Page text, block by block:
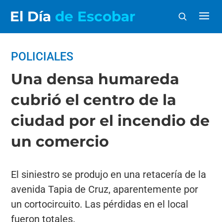
El Día de Escobar
POLICIALES
Una densa humareda
cubrió el centro de la
ciudad por el incendio de
un comercio
El siniestro se produjo en una retacería de la
avenida Tapia de Cruz, aparentemente por
un cortocircuito. Las pérdidas en el local
fueron totales.